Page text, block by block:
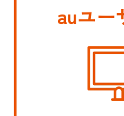
auユー